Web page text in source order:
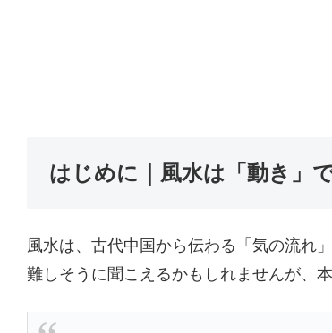
はじめに｜風水は「動き」
風水は、古代中国から伝わる「気の流れ
難しそうに聞こえるかもしれませんが、